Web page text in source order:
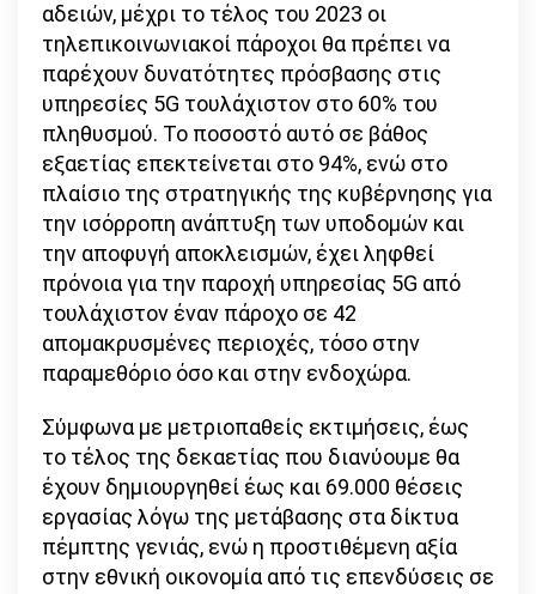
αδειών, μέχρι το τέλος του 2023 οι
τηλεπικοινωνιακοί πάροχοι θα πρέπει να
παρέχουν δυνατότητες πρόσβασης στις
υπηρεσίες 5G τουλάχιστον στο 60% του
πληθυσμού. Το ποσοστό αυτό σε βάθος
εξαετίας επεκτείνεται στο 94%, ενώ στο
πλαίσιο της στρατηγικής της κυβέρνησης για
την ισόρροπη ανάπτυξη των υποδομών και
την αποφυγή αποκλεισμών, έχει ληφθεί
πρόνοια για την παροχή υπηρεσίας 5G από
τουλάχιστον έναν πάροχο σε 42
απομακρυσμένες περιοχές, τόσο στην
παραμεθόριο όσο και στην ενδοχώρα.
Σύμφωνα με μετριοπαθείς εκτιμήσεις, έως
το τέλος της δεκαετίας που διανύουμε θα
έχουν δημιουργηθεί έως και 69.000 θέσεις
εργασίας λόγω της μετάβασης στα δίκτυα
πέμπτης γενιάς, ενώ η προστιθέμενη αξία
στην εθνική οικονομία από τις επενδύσεις σε